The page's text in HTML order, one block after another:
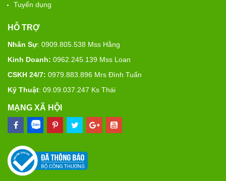
Tuyển dụng
HỖ TRỢ
Nhân Sự: 0909.805.538 Mss Hằng
Kinh Doanh: 0962.245.139 Mss Loan
CSKH 24/7: 0979.883.896 Mrs Đình Tuấn
Kỹ Thuật: 09.09.037.247 Ks Thái
MẠNG XÃ HỘI